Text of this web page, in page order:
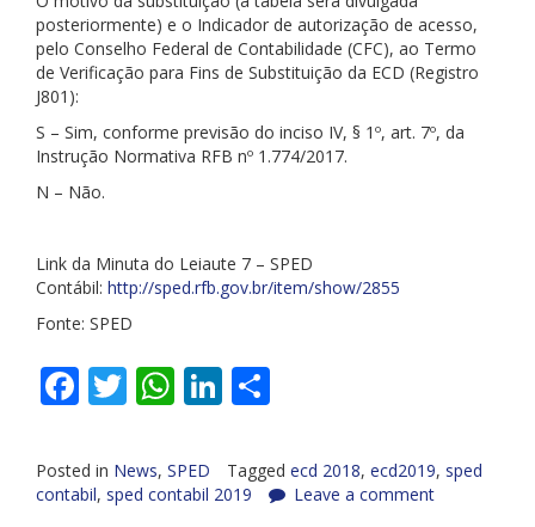
posteriormente) e o Indicador de autorização de acesso,
pelo Conselho Federal de Contabilidade (CFC), ao Termo
de Verificação para Fins de Substituição da ECD (Registro
J801):
S – Sim, conforme previsão do inciso IV, § 1º, art. 7º, da
Instrução Normativa RFB nº 1.774/2017.
N – Não.
Link da Minuta do Leiaute 7 – SPED
Contábil: http://sped.rfb.gov.br/item/show/2855
Fonte: SPED
Facebook
Twitter
WhatsApp
LinkedIn
Posted in News, SPED Tagged ecd 2018, ecd2019, sped
contabil, sped contabil 2019 Leave a comment